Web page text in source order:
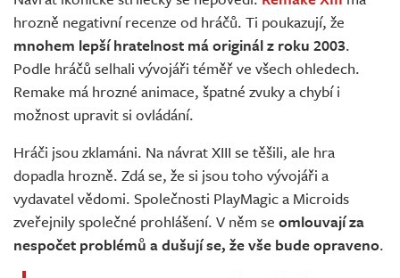
Živě
hrozně negativní recenze od hráčů. Ti poukazují, že
mnohem lepší hratelnost má originál z roku 2003.
Podle hráčů selhali vývojáři téměř ve všech ohledech.
Remake má hrozné animace, špatné zvuky a chybí i
možnost upravit si ovládání.
Hráči jsou zklamáni. Na návrat XIII se těšili, ale hra
dopadla hrozně. Zdá se, že si jsou toho vývojáři a
vydavatel vědomi. Společnosti PlayMagic a Microids
zveřejnily společné prohlášení. V něm se omlouvají za
nespočet problémů a dušují se, že vše bude opraveno.